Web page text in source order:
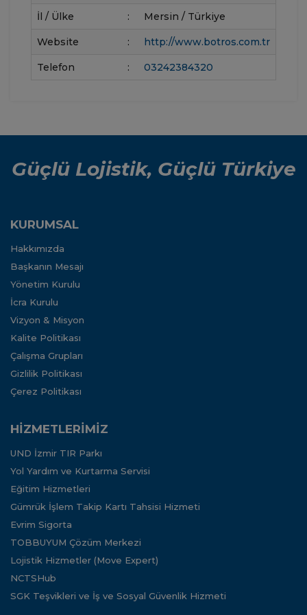
İl / Ülke : Mersin / Türkiye
Website : http://www.botros.com.tr
Telefon : 03242384320
Güçlü Lojistik, Güçlü Türkiye
KURUMSAL
Hakkımızda
Başkanın Mesajı
Yönetim Kurulu
İcra Kurulu
Vizyon & Misyon
Kalite Politikası
Çalışma Grupları
Gizlilik Politikası
Çerez Politikası
HİZMETLERİMİZ
UND İzmir TIR Parkı
Yol Yardım ve Kurtarma Servisi
Eğitim Hizmetleri
Gümrük İşlem Takip Kartı Tahsisi Hizmeti
Evrim Sigorta
TOBBUYUM Çözüm Merkezi
Lojistik Hizmetler (Move Expert)
NCTSHub
SGK Teşvikleri ve İş ve Sosyal Güvenlik Hizmeti